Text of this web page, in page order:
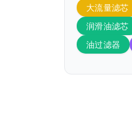
大流量滤芯
润滑油滤芯
油过滤器